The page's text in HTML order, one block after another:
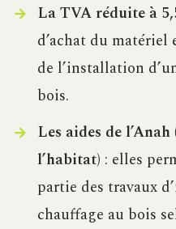
La TVA réduite à
d’achat du
de l’installation
bois.
Les aides de
l’habitat) : elles
partie des travaux
chauffage au bois